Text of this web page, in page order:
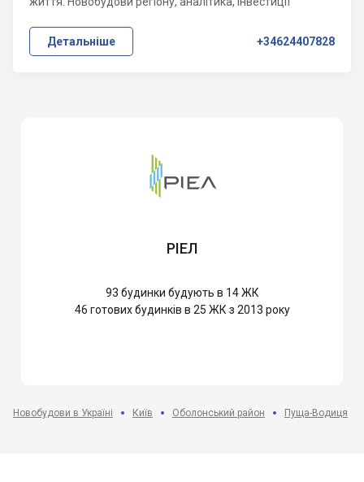
Детальніше +34624407828
РІЕЛ
93 будинки будують в 14 ЖК
46 готових будинків в 25 ЖК з 2013 року
Новобудови в Україні Київ Оболонський район Пуща-Водиця